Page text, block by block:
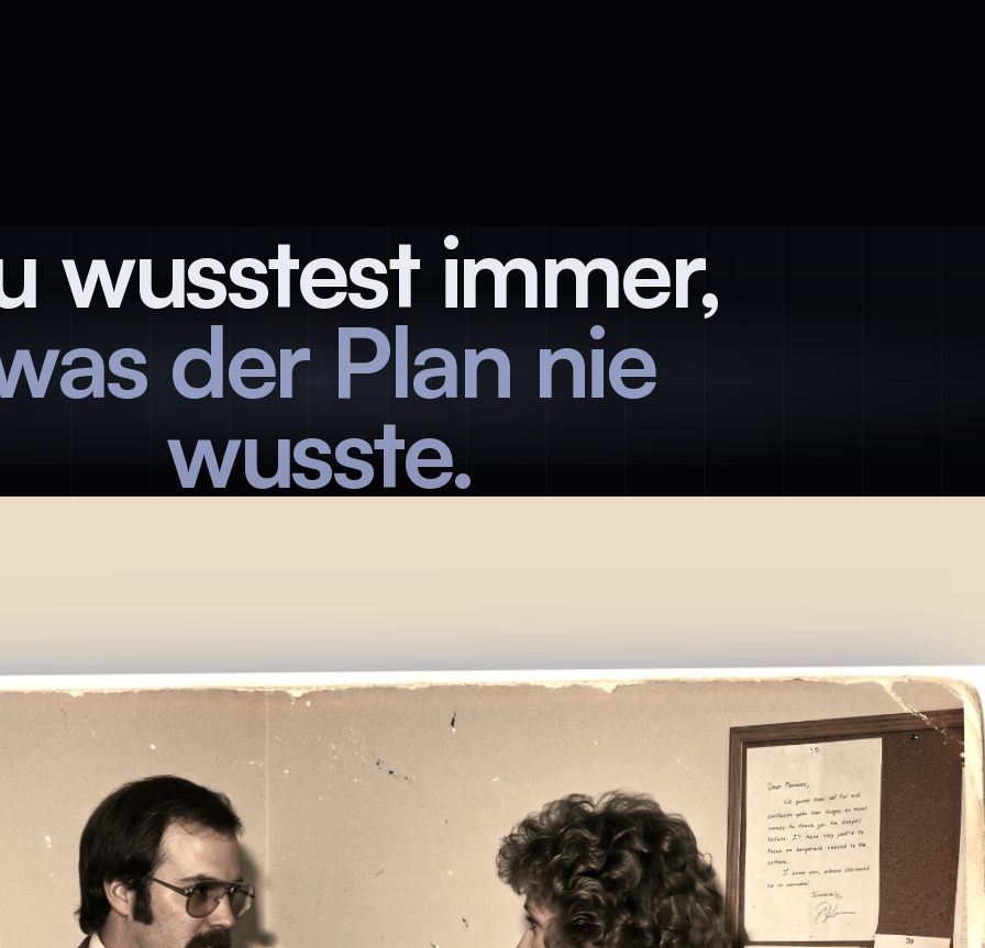
wusstest immer,
der Plan nie
wusste.